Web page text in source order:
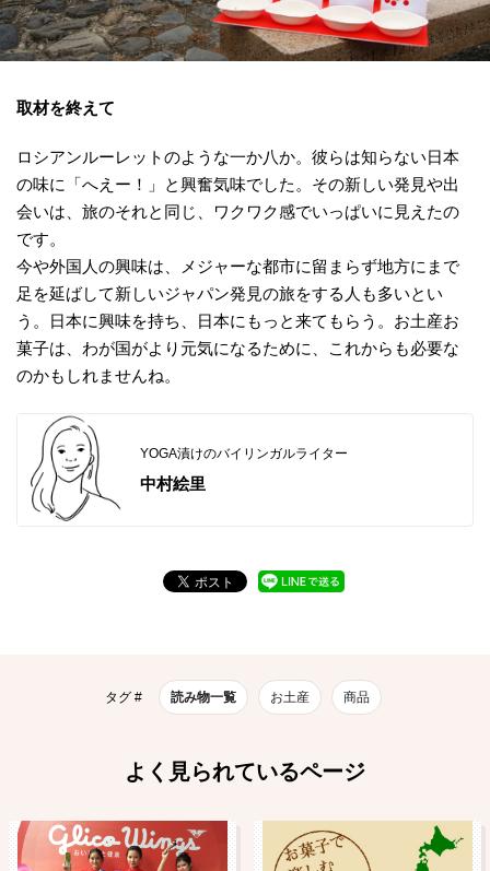
取材を終えて
ロシアンルーレットのような一か八か。彼らは知らない日本
の味に「へえー！」と興奮気味でした。その新しい発見や出
会いは、旅のそれと同じ、ワクワク感でいっぱいに見えたの
です。
今や外国人の興味は、メジャーな都市に留まらず地方にまで
足を延ばして新しいジャパン発見の旅をする人も多いとい
う。日本に興味を持ち、日本にもっと来てもらう。お土産お
菓子は、わが国がより元気になるために、これからも必要な
のかもしれませんね。
YOGA漬けのバイリンガルライター
中村絵里
タグ # 読み物一覧 お土産 商品
よく見られているページ